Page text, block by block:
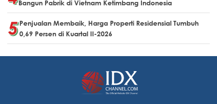
Bangun Pabrik di Vietnam Ketimbang Indonesia
Penjualan Membaik, Harga Properti Residensial Tumbuh
0,69 Persen di Kuartal II-2026